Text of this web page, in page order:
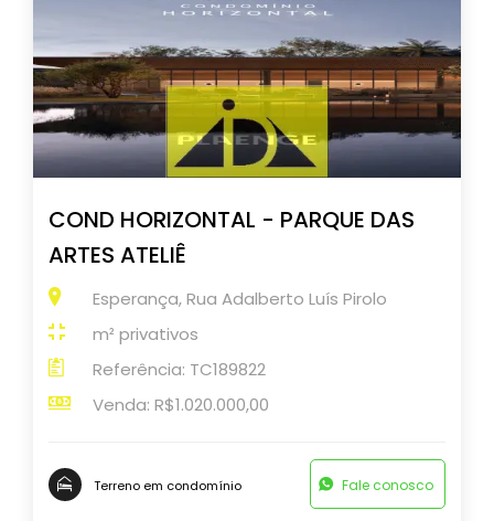
COND HORIZONTAL - PARQUE DAS
ARTES ATELIÊ
Esperança, Rua Adalberto Luís Pirolo
m² privativos
Referência: TC189822
Venda: R$1.020.000,00
Terreno em condomínio Fale conosco